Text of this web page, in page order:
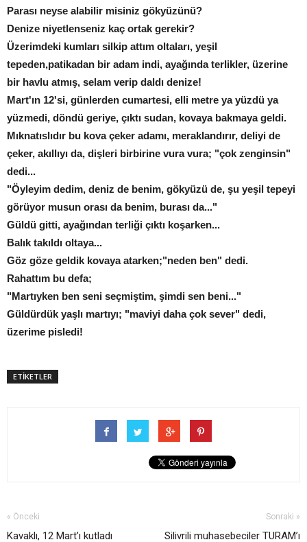
Parası neyse alabilir misiniz gökyüzünü?
Denize niyetlenseniz kaç ortak gerekir?
Üzerimdeki kumları silkip attım oltaları, yeşil
tepeden,patikadan bir adam indi, ayağında terlikler, üzerine
bir havlu atmış, selam verip daldı denize!
Mart'ın 12'si, günlerden cumartesi, elli metre ya yüzdü ya
yüzmedi, döndü geriye, çıktı sudan, kovaya bakmaya geldi.
Mıknatıslıdır bu kova çeker adamı, meraklandırır, deliyi de
çeker, akıllıyı da, dişleri birbirine vura vura; "çok zenginsin"
dedi...
"Öyleyim dedim, deniz de benim, gökyüzü de, şu yeşil tepeyi
görüyor musun orası da benim, burası da..."
Güldü gitti, ayağından terliği çıktı koşarken...
Balık takıldı oltaya...
Göz göze geldik kovaya atarken;"neden ben" dedi.
Rahattım bu defa;
"Martıyken ben seni seçmiştim, şimdi sen beni..."
Güldürdük yaşlı martıyı; "maviyi daha çok sever" dedi,
üzerime pisledi!
ETİKETLER
« Önceki
Kavaklı, 12 Mart’ı kutladı
Sonraki »
Silivrili muhasebeciler TURAM’ı